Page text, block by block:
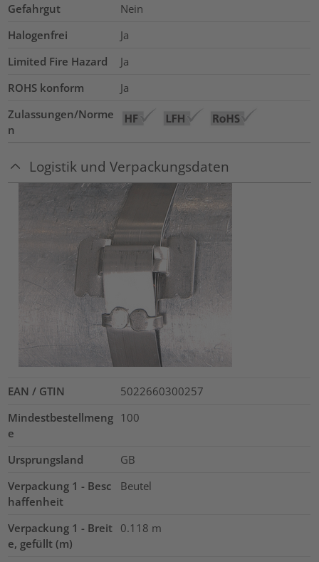
Gefahrgut
Nein
Halogenfrei
Ja
Limited Fire Hazard
Ja
ROHS konform
Ja
Zulassungen/Norme
n
Logistik und Verpackungsdaten
EAN / GTIN
5022660300257
Mindestbestellmeng
e
100
Ursprungsland
GB
Verpackung 1 - Besc
haffenheit
Beutel
Verpackung 1 - Breit
e, gefüllt (m)
0.118 m